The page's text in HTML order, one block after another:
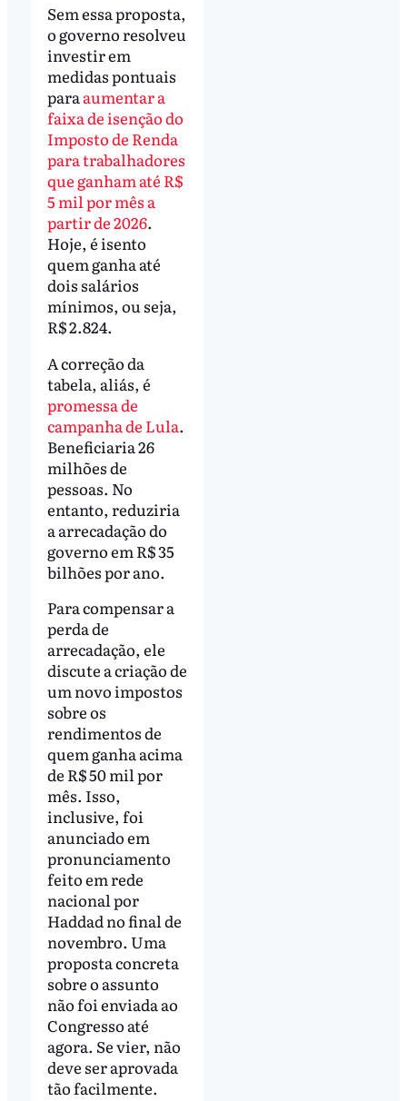
Sem essa proposta,
o governo resolveu
investir em
medidas pontuais
para aumentar a
faixa de isenção do
Imposto de Renda
para trabalhadores
que ganham até R$
5 mil por mês a
partir de 2026.
Hoje, é isento
quem ganha até
dois salários
mínimos, ou seja,
R$ 2.824.
A correção da
tabela, aliás, é
promessa de
campanha de Lula.
Beneficiaria 26
milhões de
pessoas. No
entanto, reduziria
a arrecadação do
governo em R$ 35
bilhões por ano.
Para compensar a
perda de
arrecadação, ele
discute a criação de
um novo impostos
sobre os
rendimentos de
quem ganha acima
de R$ 50 mil por
mês. Isso,
inclusive, foi
anunciado em
pronunciamento
feito em rede
nacional por
Haddad no final de
novembro. Uma
proposta concreta
sobre o assunto
não foi enviada ao
Congresso até
agora. Se vier, não
deve ser aprovada
tão facilmente.